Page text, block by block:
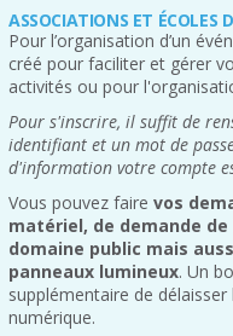
ASSOCIATIONS ET ÉCOLES
Pour l’organisation d’un
créé pour faciliter et gérer
activités ou pour
Pour s'inscrire, il suffit de
identifiant et un mot de
d'information votre compte
Vous pouvez faire vos
matériel, de demande
domaine public mais
panneaux lumineux. Un
supplémentaire de
numérique.